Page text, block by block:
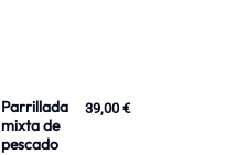
Parrillada
mixta de
pescado
39,00 €